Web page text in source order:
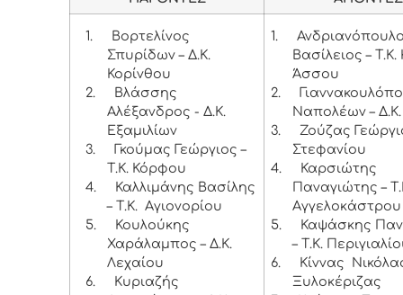
1.
Βορτελίνος
Σπυρίδων – Δ.Κ.
Κορίνθου
2.
Βλάσσης
Αλέξανδρος - Δ.Κ.
Εξαμιλίων
3.
Γκούμας Γεώργιος –
Τ.Κ. Κόρφου
4.
Καλλιμάνης Βασίλης
– Τ.Κ. Αγιονορίου
5.
Κουλούκης
Χαράλαμπος – Δ.Κ.
Λεχαίου
6.
Κυριαζής
1.
Βασίλειος –
Άσσου
2.
Ναπολέων –
3.
Ζούζας
Στεφανίου
4.
Καρσιώτης
Παναγιώτης –
Αγγελοκάστρου
5.
Καψάσκης
– Τ.Κ.
6.
Κίννας
Ξυλοκέριζας